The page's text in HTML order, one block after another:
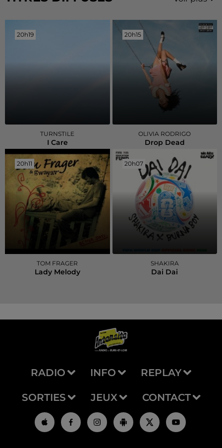
20h19
20h19
TURNSTILE
I Care
20h15
20h15
OLIVIA RODRIGO
Drop Dead
20h11
20h11
TOM FRAGER
Lady Melody
20h07
20h07
SHAKIRA
Dai Dai
RADIO INFO REPLAY
SORTIES JEUX CONTACT